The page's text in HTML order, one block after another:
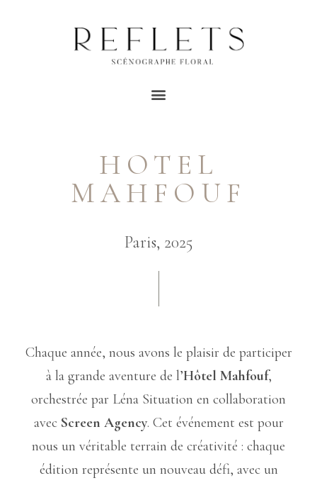
HOTEL
MAHFOUF
Paris, 2025
Chaque année, nous avons le plaisir de participer
à la grande aventure de l’Hôtel Mahfouf,
orchestrée par Léna Situation en collaboration
avec Screen Agency. Cet événement est pour
nous un véritable terrain de créativité : chaque
édition représente un nouveau défi, avec un